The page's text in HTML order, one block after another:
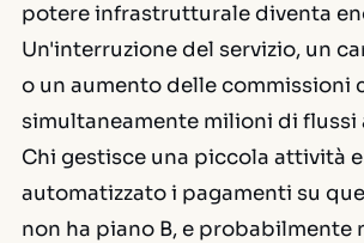
potere infrastrutturale diventa
Un'interruzione del servizio, un
o un aumento delle commissioni
simultaneamente milioni di flussi
Chi gestisce una piccola attività
automatizzato i pagamenti su
non ha piano B, e probabilmente